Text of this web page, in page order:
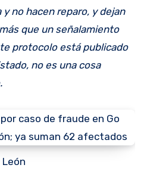
y no hacen reparo, y dejan
que un señalamiento
protocolo está publicado
no es una cosa
León